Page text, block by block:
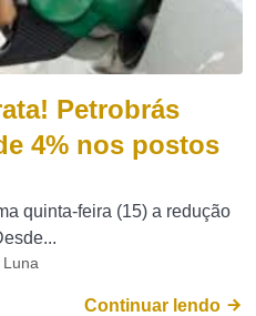
Petrobrás
4% nos postos
quinta-feira (15) a redução
Continuar lendo